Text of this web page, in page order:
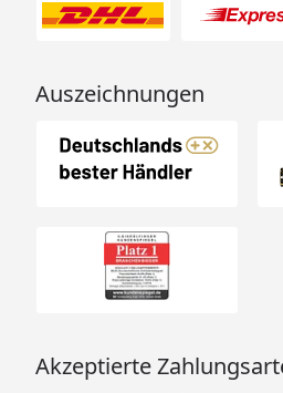
Auszeichnungen
Akzeptierte